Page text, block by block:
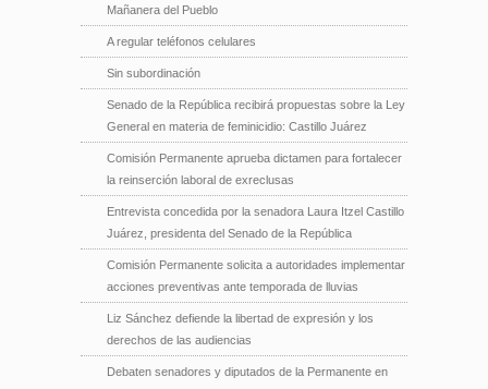
Mañanera del Pueblo
A regular teléfonos celulares
Sin subordinación
Senado de la República recibirá propuestas sobre la Ley
General en materia de feminicidio: Castillo Juárez
Comisión Permanente aprueba dictamen para fortalecer
la reinserción laboral de exreclusas
Entrevista concedida por la senadora Laura Itzel Castillo
Juárez, presidenta del Senado de la República
Comisión Permanente solicita a autoridades implementar
acciones preventivas ante temporada de lluvias
Liz Sánchez defiende la libertad de expresión y los
derechos de las audiencias
Debaten senadores y diputados de la Permanente en